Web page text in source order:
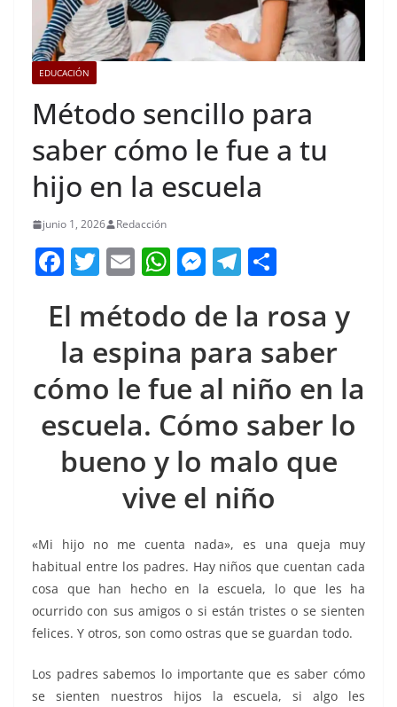
EDUCACIÓN
Método sencillo para
saber cómo le fue a tu
hijo en la escuela
junio 1, 2026 Redacción
F
c
e
b
o
o
k
T
itt
er
E
ai
l
W
at
s
A
p
p
M
ss
e
n
g
er
T
e
gr
a
m
m
p
ar
tir
El método de la rosa y
la espina para saber
cómo le fue al niño en la
escuela. Cómo saber lo
bueno y lo malo que
vive el niño
«Mi hijo no me cuenta nada», es una queja muy
habitual entre los padres. Hay niños que cuentan cada
cosa que han hecho en la escuela, lo que les ha
ocurrido con sus amigos o si están tristes o se sienten
felices. Y otros, son como ostras que se guardan todo.
Los padres sabemos lo importante que es saber cómo
se sienten nuestros hijos la escuela, si algo les